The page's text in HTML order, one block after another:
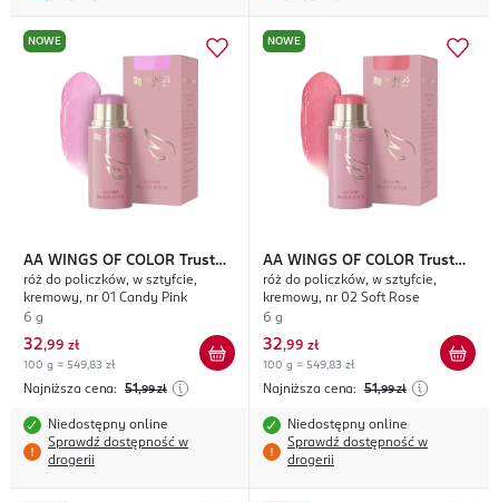
NOWE
AA WINGS OF COLOR Trust
Your Wings Allure
róż do policzków, w sztyfcie,
kremowy, nr 01 Candy Pink
6 g
32,99 zł
100 g = 549,83 zł
Najniższa cena: 51,99 zł
Niedostępny online
Sprawdź dostępność w
drogerii
NOWE
AA WINGS OF COLOR Trust
Your Wings Allure
róż do policzków, w sztyfcie,
kremowy, nr 02 Soft Rose
6 g
32,99 zł
100 g = 549,83 zł
Najniższa cena: 51,99 zł
Niedostępny online
Sprawdź dostępność w
drogerii